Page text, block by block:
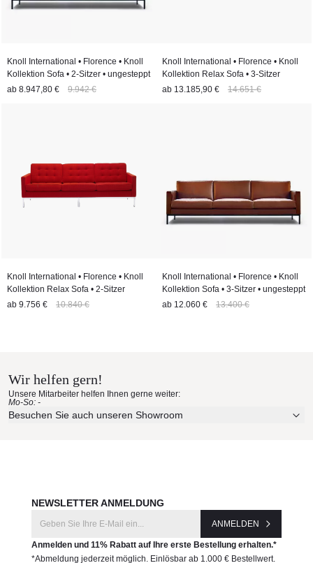
Knoll International • Florence • Knoll
Kollektion Sofa • 2-Sitzer • ungesteppt
ab 8.947,80 € 9.942 €
Knoll International • Florence • Knoll
Kollektion Relax Sofa • 3-Sitzer
ab 13.185,90 € 14.651 €
Knoll International • Florence • Knoll
Kollektion Relax Sofa • 2-Sitzer
ab 9.756 € 10.840 €
Knoll International • Florence • Knoll
Kollektion Sofa • 3-Sitzer • ungesteppt
ab 12.060 € 13.400 €
Wir helfen gern!
Unsere Mitarbeiter helfen Ihnen gerne weiter:
Mo-So: -
Besuchen Sie auch unseren Showroom
NEWSLETTER ANMELDUNG
ANMELDEN
Anmelden und 11% Rabatt auf Ihre erste Bestellung erhalten.*
*Abmeldung jederzeit möglich. Einlösbar ab 1.000 € Bestellwert.